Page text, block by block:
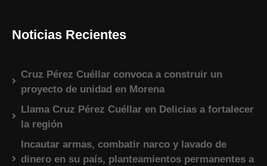
Noticias Recientes
Cruz Pérez Cuéllar convoca a construir un
proyecto de unidad en Morena
Llama Cruz Pérez Cuéllar en Delicias a fortalecer
la región
Incautar armas, combatir narco y lavado de
dinero en su país, planteamientos permanentes a